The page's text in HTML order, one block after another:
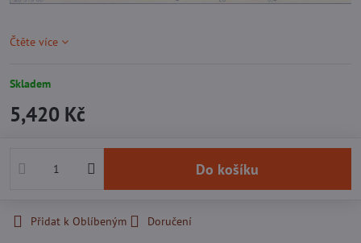
Čtěte více
Skladem
5,420 Kč
Do košíku
Přidat k Oblíbeným Doručení